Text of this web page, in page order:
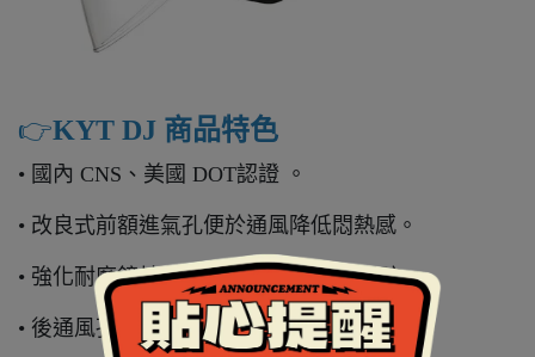
👉️KYT DJ 商品特色
• 國內 CNS、美國 DOT認證 。
• 改良式前額進氣孔便於通風降低悶熱感。
• 強化耐磨鏡片﹑抗UV400 ﹑光學防暈眩。
• 後通風孔兩個﹑確保排氣的正常運作。